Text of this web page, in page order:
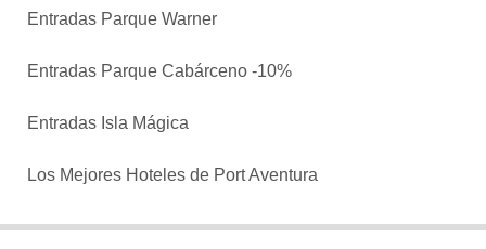
Entradas Parque Warner
Entradas Parque Cabárceno -10%
Entradas Isla Mágica
Los Mejores Hoteles de Port Aventura